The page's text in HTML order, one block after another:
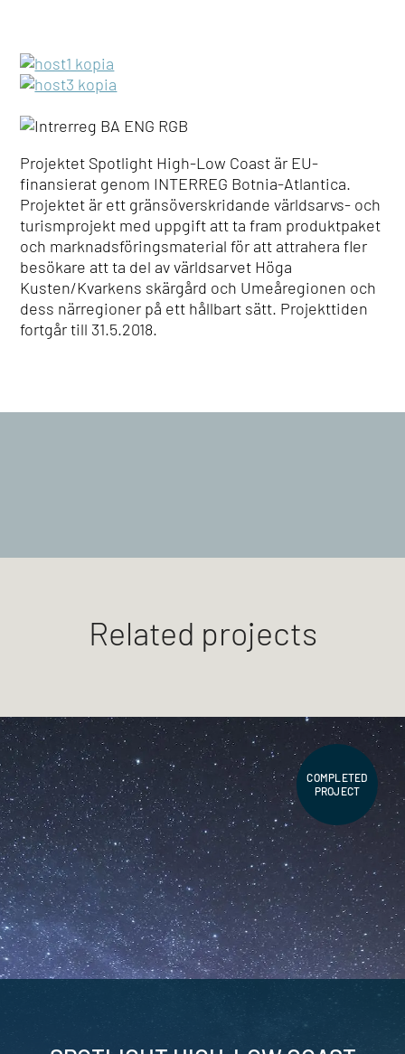
Projektet Spotlight High-Low Coast är EU-
finansierat genom INTERREG Botnia-Atlantica.
Projektet är ett gränsöverskridande världsarvs- och
turismprojekt med uppgift att ta fram produktpaket
och marknadsföringsmaterial för att attrahera fler
besökare att ta del av världsarvet Höga
Kusten/Kvarkens skärgård och Umeåregionen och
dess närregioner på ett hållbart sätt. Projekttiden
fortgår till 31.5.2018.
Related projects
COMPLETED
PROJECT